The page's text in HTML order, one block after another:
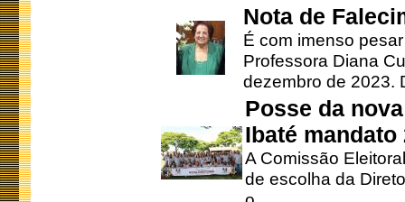
Nota de
É com imenso
Professora Diana
dezembro de 2023.
Posse da
Ibaté mandato
A Comissão
de escolha da